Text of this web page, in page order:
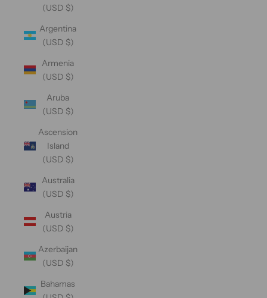
(USD $)
Argentina
(USD $)
Armenia
(USD $)
Aruba
(USD $)
Ascension
Island
(USD $)
Australia
(USD $)
Austria
(USD $)
Azerbaijan
(USD $)
Bahamas